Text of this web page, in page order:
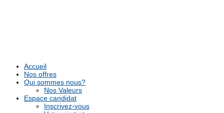
Accueil
Nos offres
Qui sommes nous?
Nos Valeurs
Espace candidat
Inscrivez-vous